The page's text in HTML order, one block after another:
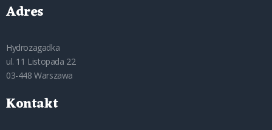
Adres
Hydrozagadka
ul. 11 Listopada 22
03-448 Warszawa
Kontakt